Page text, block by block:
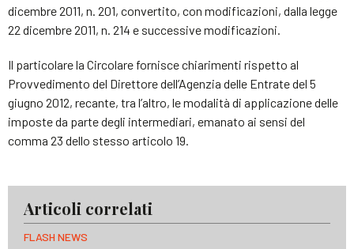
dicembre 2011, n. 201, convertito, con modificazioni, dalla legge
22 dicembre 2011, n. 214 e successive modificazioni.
Il particolare la Circolare fornisce chiarimenti rispetto al
Provvedimento del Direttore dell’Agenzia delle Entrate del 5
giugno 2012, recante, tra l’altro, le modalità di applicazione delle
imposte da parte degli intermediari, emanato ai sensi del
comma 23 dello stesso articolo 19.
Articoli correlati
FLASH NEWS